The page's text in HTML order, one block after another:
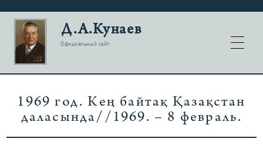
Д.А.Кунаев
Официальный сайт
1969 год. Кең байтақ Қазақстан
даласында//1969. – 8 февраль.